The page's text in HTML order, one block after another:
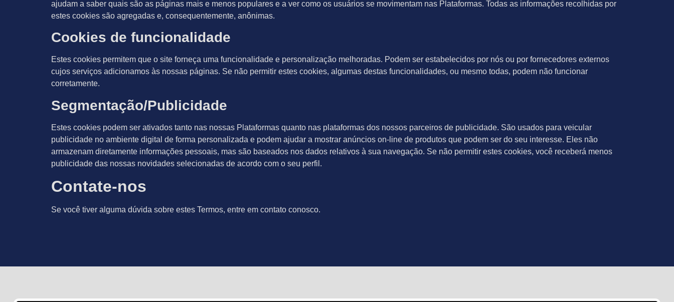
ajudam a saber quais são as páginas mais e menos populares e a ver como os usuários se movimentam nas Plataformas. Todas as informações recolhidas por
estes cookies são agregadas e, consequentemente, anônimas.
Cookies de funcionalidade
Estes cookies permitem que o site forneça uma funcionalidade e personalização melhoradas. Podem ser estabelecidos por nós ou por fornecedores externos
cujos serviços adicionamos às nossas páginas. Se não permitir estes cookies, algumas destas funcionalidades, ou mesmo todas, podem não funcionar
corretamente.
Segmentação/Publicidade
Estes cookies podem ser ativados tanto nas nossas Plataformas quanto nas plataformas dos nossos parceiros de publicidade. São usados para veicular
publicidade no ambiente digital de forma personalizada e podem ajudar a mostrar anúncios on-line de produtos que podem ser do seu interesse. Eles não
armazenam diretamente informações pessoais, mas são baseados nos dados relativos à sua navegação. Se não permitir estes cookies, você receberá menos
publicidade das nossas novidades selecionadas de acordo com o seu perfil.
Contate-nos
Se você tiver alguma dúvida sobre estes Termos, entre em contato conosco.